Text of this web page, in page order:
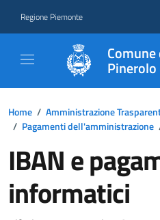
Regione Piemonte
Comune
Pinerolo
Home / Amministrazione
/ Pagamenti dell'amministrazione
IBAN e
informatici